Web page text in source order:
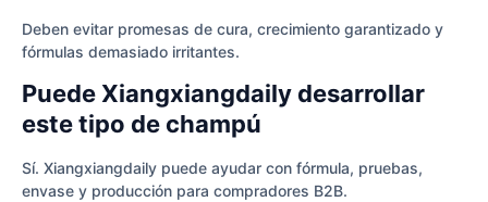
Deben evitar promesas de cura, crecimiento garantizado y
fórmulas demasiado irritantes.
Puede Xiangxiangdaily desarrollar
este tipo de champú
Sí. Xiangxiangdaily puede ayudar con fórmula, pruebas,
envase y producción para compradores B2B.